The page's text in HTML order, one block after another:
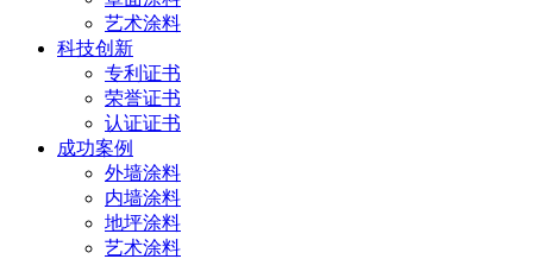
艺术涂料
科技创新
专利证书
荣誉证书
认证证书
成功案例
外墙涂料
内墙涂料
地坪涂料
艺术涂料